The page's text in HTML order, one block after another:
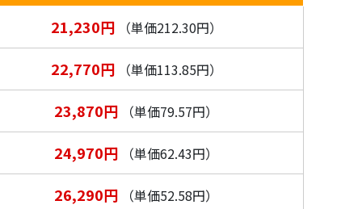
21,230円（単価212.30円）
22,770円（単価113.85円）
23,870円 （単価79.57円）
24,970円 （単価62.43円）
26,290円 （単価52.58円）